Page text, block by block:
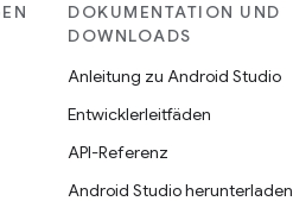
DOKUMENTATION UND
DOWNLOADS
Anleitung zu Android Studio
Entwicklerleitfäden
API-Referenz
Android Studio herunterladen